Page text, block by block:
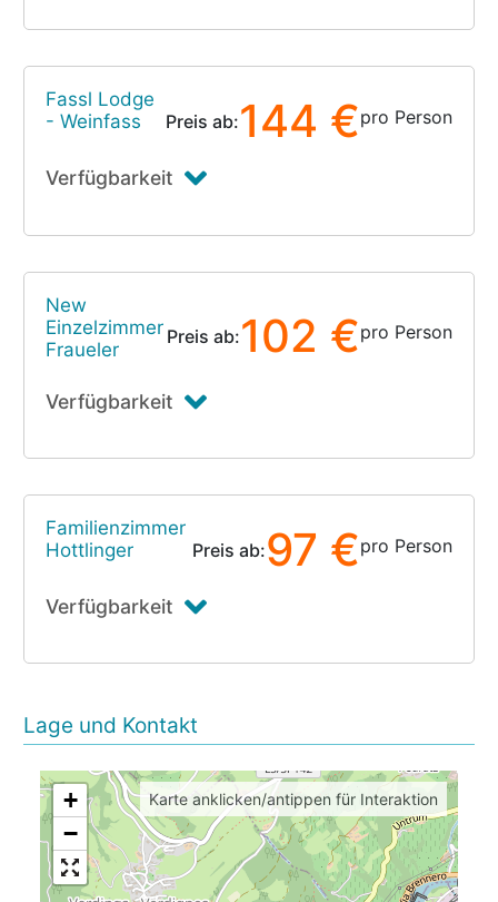
Fassl Lodge
- Weinfass
Preis ab:144 €pro Person
Verfügbarkeit
New
Einzelzimmer
Fraueler
Preis ab:102 €pro Person
Verfügbarkeit
Familienzimmer
Hottlinger
Preis ab:97 €pro Person
Verfügbarkeit
Lage und Kontakt
+
−
Karte anklicken/antippen für Interaktion